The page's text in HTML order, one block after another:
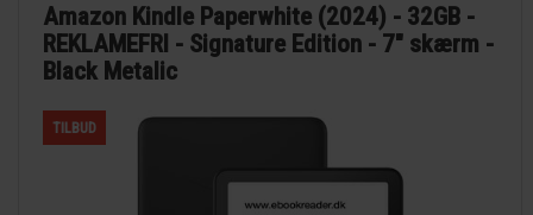
Amazon Kindle Paperwhite (2024) - 32GB -
REKLAMEFRI - Signature Edition - 7" skærm -
Black Metalic
TILBUD